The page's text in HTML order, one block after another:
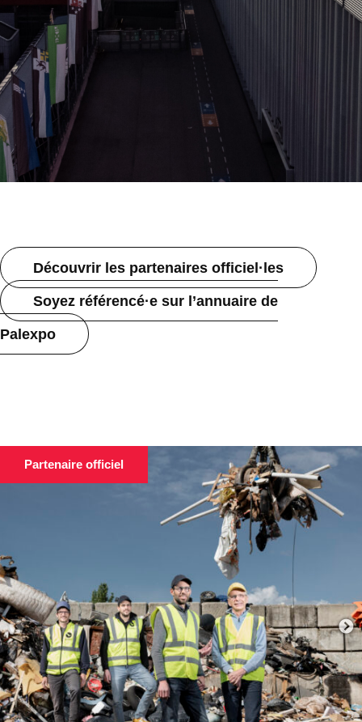
Découvrir les partenaires officiel·les
Soyez référencé·e sur l’annuaire de
Palexpo
Partenaire officiel